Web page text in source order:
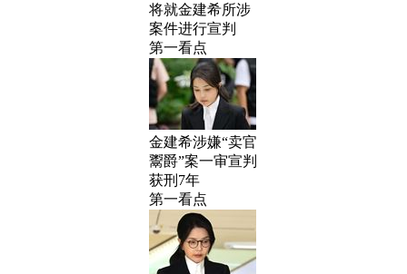
将就金建希所涉
案件进行宣判
第一看点
金建希涉嫌“卖官
鬻爵”案一审宣判
获刑7年
第一看点